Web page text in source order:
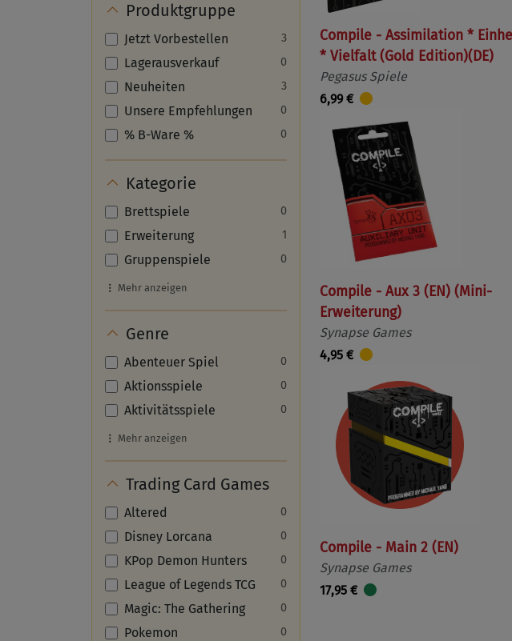
Produktgruppe
Jetzt Vorbestellen 3
Lagerausverkauf 0
Neuheiten 3
Unsere Empfehlungen 0
% B-Ware % 0
Kategorie
Brettspiele 0
Erweiterung 1
Gruppenspiele 0
Mehr anzeigen
Genre
Abenteuer Spiel 0
Aktionsspiele 0
Aktivitätsspiele 0
Mehr anzeigen
Trading Card Games
Altered 0
Disney Lorcana 0
KPop Demon Hunters 0
League of Legends TCG 0
Magic: The Gathering 0
Pokemon 0
Compile - Assimilation *
* Vielfalt (Gold Edition)(DE)
Pegasus Spiele
6,99 €
Compile - Aux 3 (EN) (Mini-
Erweiterung)
Synapse Games
4,95 €
Compile - Main 2 (EN)
Synapse Games
17,95 €